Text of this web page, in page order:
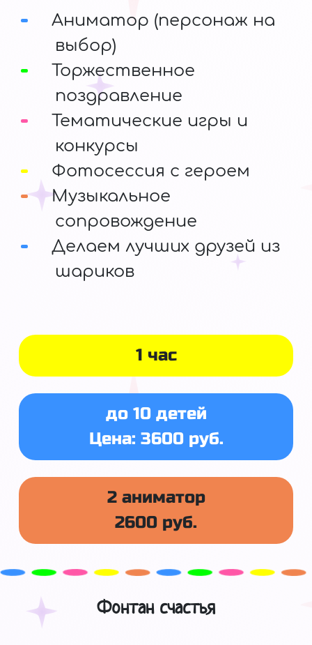
1 час
до 10 детей
Цена: 3600 руб.
2 аниматор
2600 руб.
Аниматор (персонаж на
выбор)
Торжественное
поздравление
Тематические игры и
конкурсы
Фотосессия с героем
Музыкальное
сопровождение
Делаем лучших друзей из
шариков
Фонтан счастья